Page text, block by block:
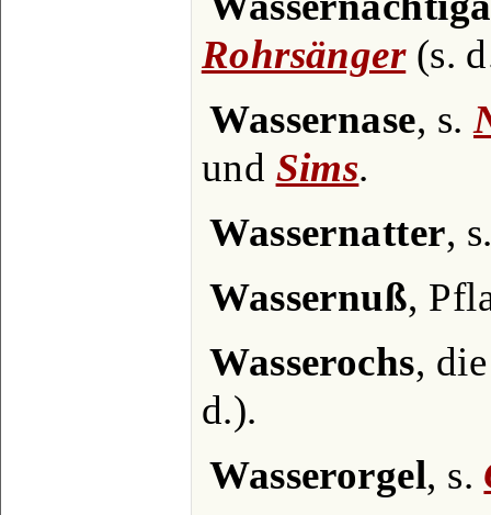
Rohrsänger(s.
Wassernase, s.
und Sims.
Wassernatter,
Wassernuß,
Wasserochs,
d.).
Wasserorgel, s.